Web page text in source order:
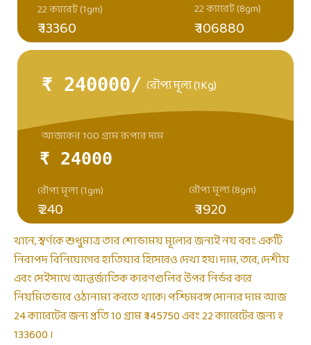
₹ 13360
22 ক্যারেট (1gm) 22 ক্যারেট (8gm)
₹ 106880
₹ 240000/ রৌপ্য মূল্য (1Kg)
₹ 24000
₹ 240
রৌপ্য মূল্য (1gm) রৌপ্য মূল্য (8gm)
আজকের 100 গ্রাম রূপার দাম
₹ 1920
খানে, স্বর্ণকে শুধুমাত্র তার শোভাময় মূল্যের জন্যই নয় বরং একটি
নিরাপদ বিনিয়োগের হাতিয়ার হিসেবেও দেখা হয়। দাম, তবে, দেশীয়
এবং সেইসাথে আন্তর্জাতিক কারণগুলির উপর নির্ভর করে
নিয়মিতভাবে ওঠানামা করতে থাকে। পশ্চিমবঙ্গ সোনার দাম আজ
24 ক্যারেটের জন্য প্রতি 10 গ্রাম ₹ 145750 এবং 22 ক্যারেটের জন্য ₹
133600 ।